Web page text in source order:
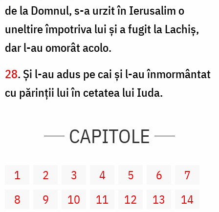
de la Domnul, s-a urzit în Ierusalim o
uneltire împotriva lui şi a fugit la Lachiş,
dar l-au omorât acolo.
28. Şi l-au adus pe cai şi l-au înmormântat
cu părinţii lui în cetatea lui Iuda.
CAPITOLE
1 2 3 4 5 6
7
8
9 10 11 12 13
14